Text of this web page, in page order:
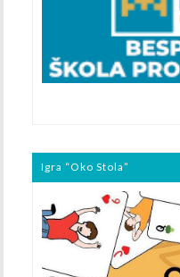
Igra “Oko Stola”